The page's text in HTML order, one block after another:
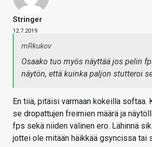
Stringer
12.7.2019
mRkukov
Osaako tuo myös näyttää jos pelin
näytön, että kuinka paljon stutteroi
En tiiä, pitäisi varmaan kokeilla softaa.
se dropattujen freimien määrä ja
fps sekä niiden välinen ero. Lähinnä
jottei ole mitään häikkää gsyncissa tai